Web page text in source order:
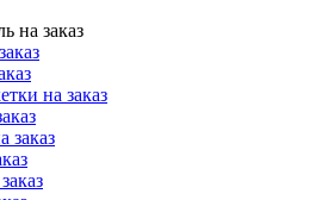
на заказ
на заказ
заказ